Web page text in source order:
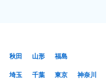
秋田 山形
福島
埼玉 千葉 東京
神奈川